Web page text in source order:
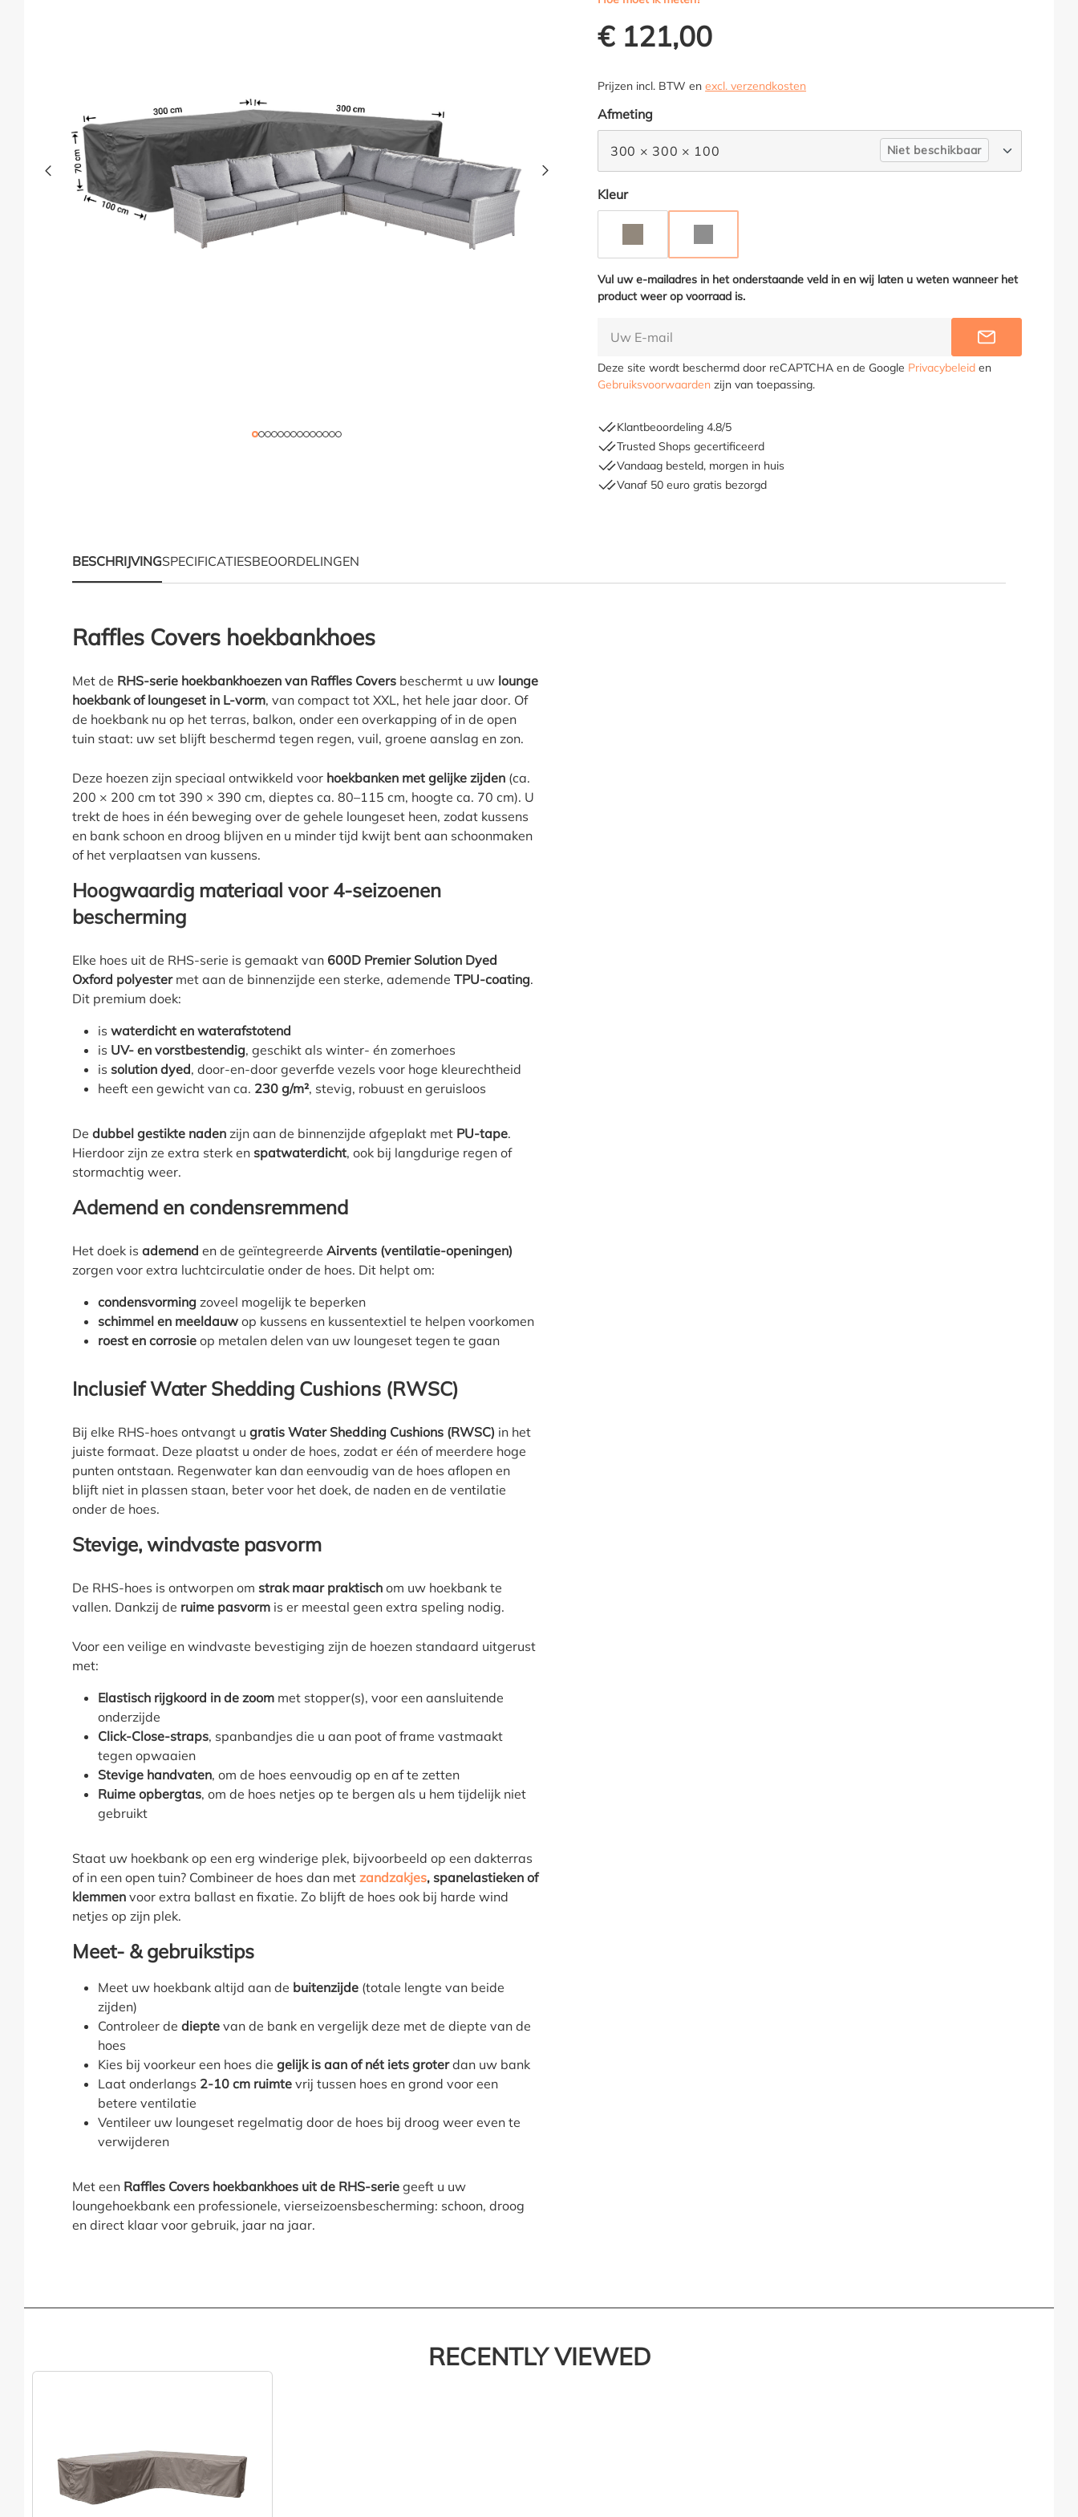
€ 121,00
Prijzen incl. BTW enexcl. verzendkosten
Selecteer
Afmeting
300 × 300 × 100 Niet beschikbaar
Selecteer
Kleur
Vul uw e-mailadres in het onderstaande veld in en wij laten u weten wanneer het
product weer op voorraad is.
INFORMEER
Deze site wordt beschermd door reCAPTCHA en de Google Privacybeleid en
Gebruiksvoorwaarden zijn van toepassing.
Klantbeoordeling 4.8/5
Trusted Shops gecertificeerd
Vandaag besteld, morgen in huis
Vanaf 50 euro gratis bezorgd
BESCHRIJVINGSPECIFICATIESBEOORDELINGEN
Productinformatie "Raffles Covers hoekbank hoes L-vorm voor gelijke zijden"
Raffles Covers hoekbankhoes
Met de RHS-serie hoekbankhoezen van Raffles Covers beschermt u uw lounge
hoekbank of loungeset in L-vorm, van compact tot XXL, het hele jaar door. Of
de hoekbank nu op het terras, balkon, onder een overkapping of in de open
tuin staat: uw set blijft beschermd tegen regen, vuil, groene aanslag en zon.
Deze hoezen zijn speciaal ontwikkeld voor hoekbanken met gelijke zijden (ca.
200 × 200 cm tot 390 × 390 cm, dieptes ca. 80–115 cm, hoogte ca. 70 cm). U
trekt de hoes in één beweging over de gehele loungeset heen, zodat kussens
en bank schoon en droog blijven en u minder tijd kwijt bent aan schoonmaken
of het verplaatsen van kussens.
Hoogwaardig materiaal voor 4-seizoenen
bescherming
Elke hoes uit de RHS-serie is gemaakt van 600D Premier Solution Dyed
Oxford polyestermet aan de binnenzijde een sterke, ademende TPU-coating.
Dit premium doek:
is waterdicht en waterafstotend
is UV- en vorstbestendig, geschikt als winter- én zomerhoes
is solution dyed, door-en-door geverfde vezels voor hoge kleurechtheid
heeft een gewicht van ca. 230 g/m², stevig, robuust en geruisloos
De dubbel gestikte naden zijn aan de binnenzijde afgeplakt met PU-tape.
Hierdoor zijn ze extra sterk en spatwaterdicht, ook bij langdurige regen of
stormachtig weer.
Ademend en condens­remmend
Het doek is ademend en de geïntegreerde Airvents (ventilatie-openingen)
zorgen voor extra luchtcirculatie onder de hoes. Dit helpt om:
condensvorming zoveel mogelijk te beperken
schimmel en meeldauw op kussens en kussentextiel te helpen voorkomen
roest en corrosie op metalen delen van uw loungeset tegen te gaan
Inclusief Water Shedding Cushions (RWSC)
Bij elke RHS-hoes ontvangt u gratis Water Shedding Cushions (RWSC) in het
juiste formaat. Deze plaatst u onder de hoes, zodat er één of meerdere hoge
punten ontstaan. Regenwater kan dan eenvoudig van de hoes aflopen en
blijft niet in plassen staan, beter voor het doek, de naden en de ventilatie
onder de hoes.
Stevige, windvaste pasvorm
De RHS-hoes is ontworpen om strak maar praktisch om uw hoekbank te
vallen. Dankzij de ruime pasvorm is er meestal geen extra speling nodig.
Voor een veilige en windvaste bevestiging zijn de hoezen standaard uitgerust
met:
Elastisch rijgkoord in de zoom met stopper(s), voor een aansluitende
onderzijde
Click-Close-straps, spanbandjes die u aan poot of frame vastmaakt
tegen opwaaien
Stevige handvaten, om de hoes eenvoudig op en af te zetten
Ruime opbergtas, om de hoes netjes op te bergen als u hem tijdelijk niet
gebruikt
Staat uw hoekbank op een erg winderige plek, bijvoorbeeld op een dakterras
of in een open tuin? Combineer de hoes dan met zandzakjes, spanelastieken of
klemmen voor extra ballast en fixatie. Zo blijft de hoes ook bij harde wind
netjes op zijn plek.
Meet- & gebruikstips
Meet uw hoekbank altijd aan de buitenzijde (totale lengte van beide
zijden)
Controleer de diepte van de bank en vergelijk deze met de diepte van de
hoes
Kies bij voorkeur een hoes die gelijk is aan of nét iets groterdan uw bank
Laat onderlangs 2-10 cm ruimte vrij tussen hoes en grond voor een
betere ventilatie
Ventileer uw loungeset regelmatig door de hoes bij droog weer even te
verwijderen
Met een Raffles Covers hoekbankhoes uit de RHS-serie geeft u uw
loungehoekbank een professionele, vierseizoensbescherming: schoon, droog
en direct klaar voor gebruik, jaar na jaar.
RECENTLY VIEWED